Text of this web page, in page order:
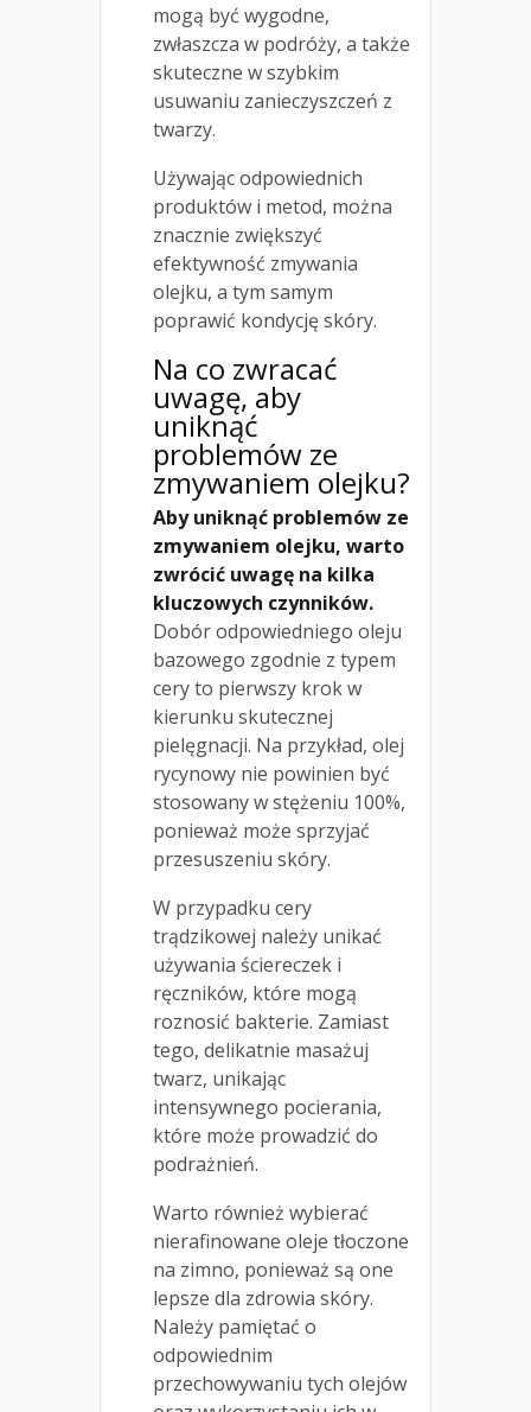
mogą być wygodne,
zwłaszcza w podróży, a także
skuteczne w szybkim
usuwaniu zanieczyszczeń z
twarzy.
Używając odpowiednich
produktów i metod, można
znacznie zwiększyć
efektywność zmywania
olejku, a tym samym
poprawić kondycję skóry.
Na co zwracać
uwagę, aby
uniknąć
problemów ze
zmywaniem olejku?
Aby uniknąć problemów ze
zmywaniem olejku, warto
zwrócić uwagę na kilka
kluczowych czynników.
Dobór odpowiedniego oleju
bazowego zgodnie z typem
cery to pierwszy krok w
kierunku skutecznej
pielęgnacji. Na przykład, olej
rycynowy nie powinien być
stosowany w stężeniu 100%,
ponieważ może sprzyjać
przesuszeniu skóry.
W przypadku cery
trądzikowej należy unikać
używania ściereczek i
ręczników, które mogą
roznosić bakterie. Zamiast
tego, delikatnie masażuj
twarz, unikając
intensywnego pocierania,
które może prowadzić do
podrażnień.
Warto również wybierać
nierafinowane oleje tłoczone
na zimno, ponieważ są one
lepsze dla zdrowia skóry.
Należy pamiętać o
odpowiednim
przechowywaniu tych olejów